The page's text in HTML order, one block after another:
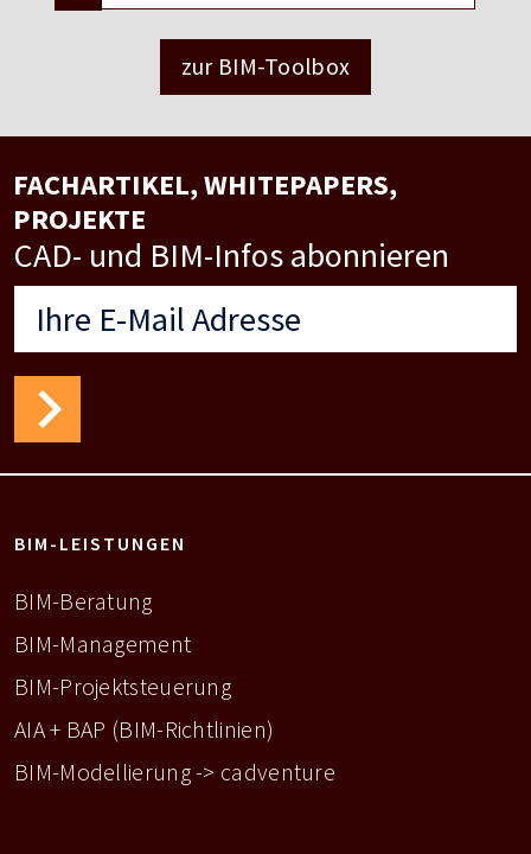
zur BIM-Toolbox
FACHARTIKEL, WHITEPAPERS,
PROJEKTE
CAD- und BIM-Infos abonnieren
BIM-LEISTUNGEN
BIM-Beratung
BIM-Management
BIM-Projektsteuerung
AIA + BAP (BIM-Richtlinien)
BIM-Modellierung -> cadventure